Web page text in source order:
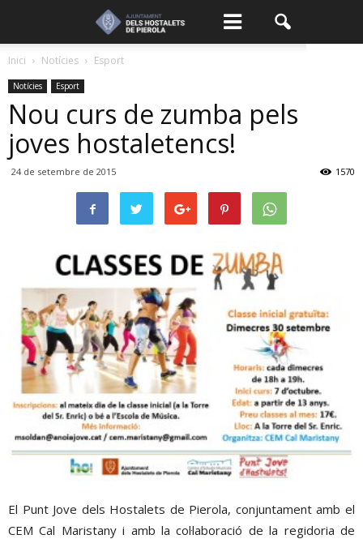
Inici Notícies Esport
Notícies Esport
Nou curs de zumba pels
joves hostaletencs!
24 de setembre de 2015 1570
El Punt Jove dels Hostalets de Pierola, conjuntament amb el
CEM Cal Maristany i amb la col·laboració de la regidoria de